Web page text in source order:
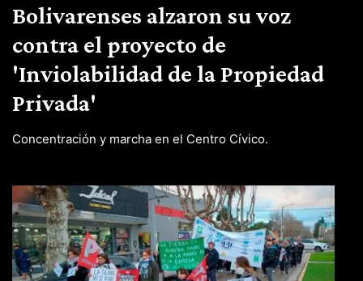
Bolivarenses alzaron su voz
contra el proyecto de
'Inviolabilidad de la Propiedad
Privada'
Concentración y marcha en el Centro Cívico.